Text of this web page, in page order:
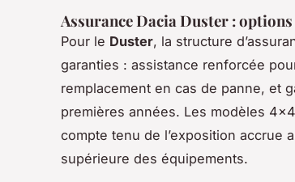
Assurance Dacia Duster :
Pour le Duster, la structure
garanties : assistance renforcée
remplacement en cas de panne, et
premières années. Les modèles
compte tenu de l’exposition accrue
supérieure des équipements.